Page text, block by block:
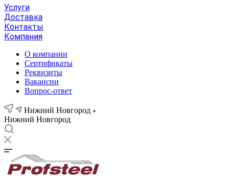
Услуги
Доставка
Контакты
Компания
О компании
Сертификаты
Реквизиты
Вакансии
Вопрос-ответ
Нижний Новгород
Нижний Новгород